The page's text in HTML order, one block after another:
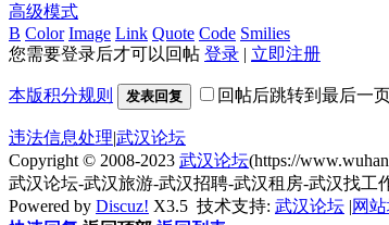
高级模式
B Color Image Link Quote Code Smilies
您需要登录后才可以回帖 登录 | 立即注册
本版积分规则 发表回复 回帖后跳转到最后一
违法信息处理|武汉论坛
Copyright © 2008-2023 武汉论坛(https://
武汉论坛-武汉旅游-武汉招聘-武汉租房-武汉找工
Powered by Discuz! X3.5 技术支持: 武汉论坛 |网